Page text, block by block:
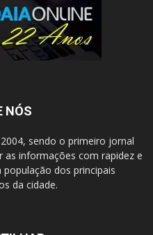
NÓS
sendo o primeiro jornal
as informações com rapidez e
dos principais
da cidade.